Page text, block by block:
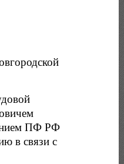
ПФ РФ
в связи с